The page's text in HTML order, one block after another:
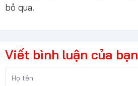
bỏ qua.
Viết bình luận của bạn